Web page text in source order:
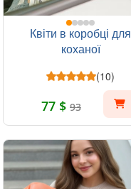
Квіти в коробці для
коханої
(10)
77 $ 93